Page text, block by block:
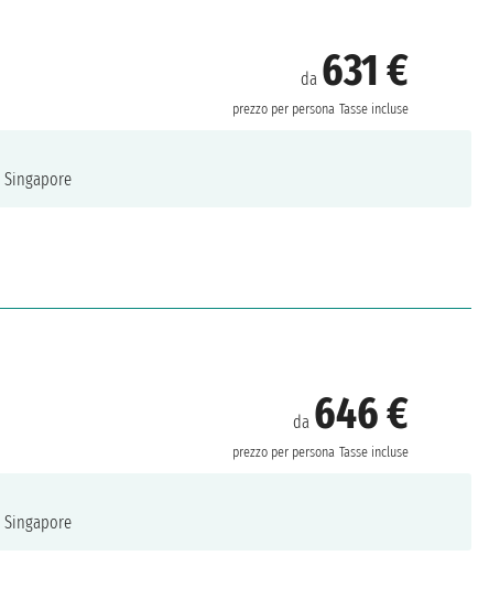
da 631 €
prezzo per persona Tasse incluse
Singapore
da 646 €
prezzo per persona Tasse incluse
Singapore